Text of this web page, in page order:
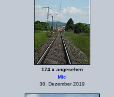
174 x angesehen
Mic
30. Dezember 2019